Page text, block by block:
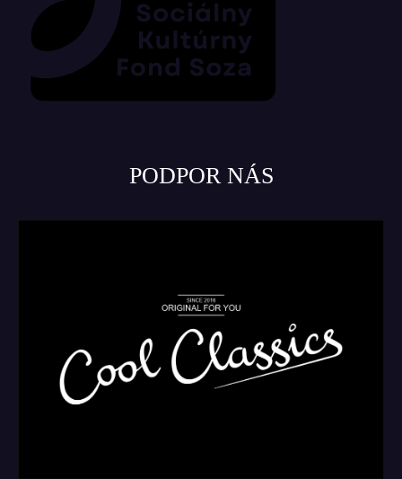
PODPOR NÁS